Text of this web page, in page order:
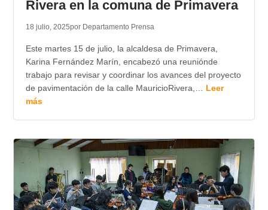
Rivera en la comuna de Primavera
18 julio, 2025por Departamento Prensa
Este martes 15 de julio, la alcaldesa de Primavera,
Karina Fernández Marín, encabezó una reuniónde
trabajo para revisar y coordinar los avances del proyecto
de pavimentación de la calle MauricioRivera,… Leer
más